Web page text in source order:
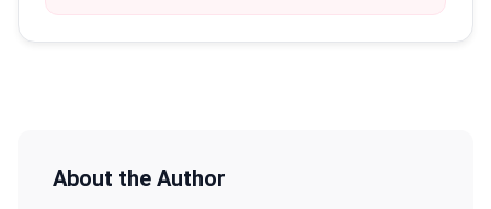
About the Author